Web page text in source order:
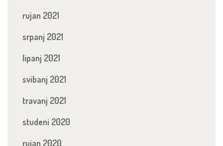
rujan 2021
srpanj 2021
lipanj 2021
svibanj 2021
travanj 2021
studeni 2020
rujan 2020